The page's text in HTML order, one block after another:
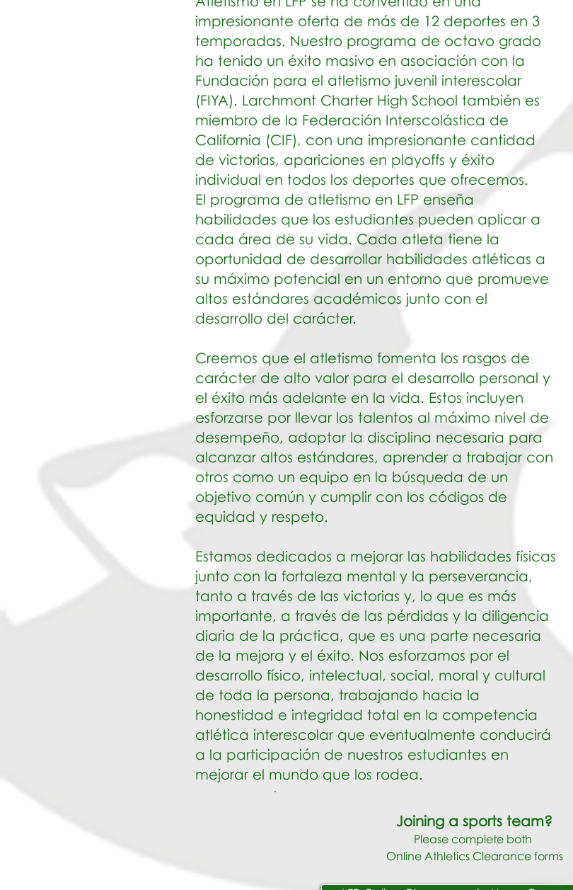
impresionante oferta de más de 12 deportes en 3
temporadas. Nuestro programa de octavo grado
ha tenido un éxito masivo en asociación con la
Fundación para el atletismo juvenil interescolar
(FIYA). Larchmont Charter High School también es
miembro de la Federación Interscolástica de
California (CIF), con una impresionante cantidad
de victorias, apariciones en playoffs y éxito
individual en todos los deportes que ofrecemos.
El programa de atletismo en LFP enseña
habilidades que los estudiantes pueden aplicar a
cada área de su vida. Cada atleta tiene la
oportunidad de desarrollar habilidades atléticas a
su máximo potencial en un entorno que promueve
altos estándares académicos junto con el
desarrollo del carácter.
Creemos que el atletismo fomenta los rasgos de
carácter de alto valor para el desarrollo personal y
el éxito más adelante en la vida. Estos incluyen
esforzarse por llevar los talentos al máximo nivel de
desempeño, adoptar la disciplina necesaria para
alcanzar altos estándares, aprender a trabajar con
otros como un equipo en la búsqueda de un
objetivo común y cumplir con los códigos de
equidad y respeto.
Estamos dedicados a mejorar las habilidades físicas
junto con la fortaleza mental y la perseverancia,
tanto a través de las victorias y, lo que es más
importante, a través de las pérdidas y la diligencia
diaria de la práctica, que es una parte necesaria
de la mejora y el éxito. Nos esforzamos por el
desarrollo físico, intelectual, social, moral y cultural
de toda la persona, trabajando hacia la
honestidad e integridad total en la competencia
atlética interescolar que eventualmente conducirá
a la participación de nuestros estudiantes en
mejorar el mundo que los rodea.
Joining a sports team?
Please complete both
Online Athletics Clearance forms